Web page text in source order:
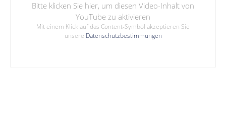
Bitte klicken Sie hier, um diesen Video-Inhalt von
YouTube zu aktivieren
Mit einem Klick auf das Content-Symbol akzeptieren Sie
unsere Datenschutzbestimmungen